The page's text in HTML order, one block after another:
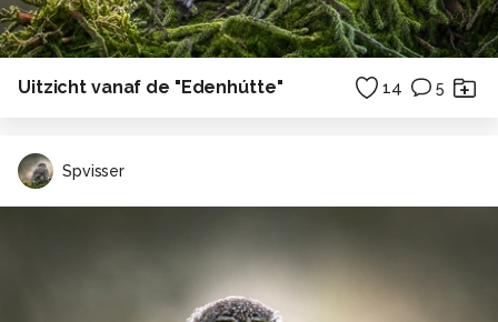
Uitzicht vanaf de "Edenhútte" 14 5
Spvisser